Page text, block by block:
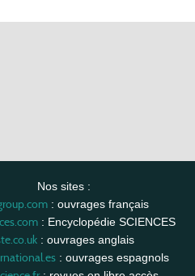
Nos sites :
: ouvrages français
: Encyclopédie SCIENCES
: ouvrages anglais
: ouvrages espagnols